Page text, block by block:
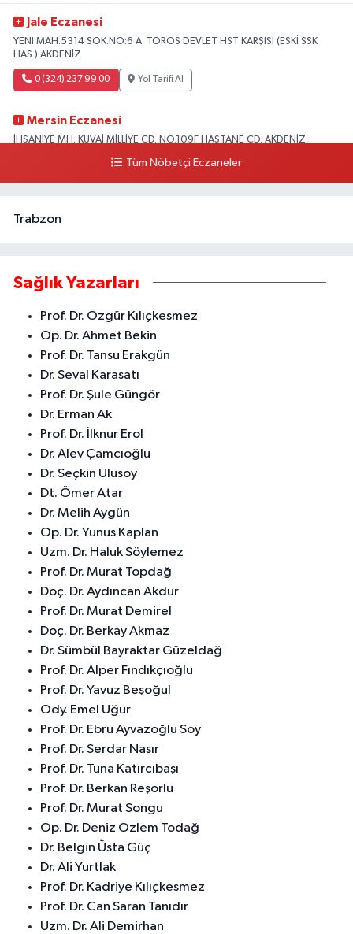
Jale Eczanesi
YENI MAH.5314 SOK.NO:6 A TOROS DEVLET HST KARŞISI (ESKİ SSK
HAS.) AKDENİZ
0 (324) 237 99 00 Yol Tarifi Al
Mersin Eczanesi
İHSANİYE MH. KUVAİ MİLLİYE CD. NO.109F HASTANE CD. AKDENİZ
Tüm Nöbetçi Eczaneler
Trabzon
Sağlık Yazarları
Prof. Dr. Özgür Kılıçkesmez
Op. Dr. Ahmet Bekin
Prof. Dr. Tansu Erakgün
Dr. Seval Karasatı
Prof. Dr. Şule Güngör
Dr. Erman Ak
Prof. Dr. İlknur Erol
Dr. Alev Çamcıoğlu
Dr. Seçkin Ulusoy
Dt. Ömer Atar
Dr. Melih Aygün
Op. Dr. Yunus Kaplan
Uzm. Dr. Haluk Söylemez
Prof. Dr. Murat Topdağ
Doç. Dr. Aydıncan Akdur
Prof. Dr. Murat Demirel
Doç. Dr. Berkay Akmaz
Dr. Sümbül Bayraktar Güzeldağ
Prof. Dr. Alper Fındıkçıoğlu
Prof. Dr. Yavuz Beşoğul
Ody. Emel Uğur
Prof. Dr. Ebru Ayvazoğlu Soy
Prof. Dr. Serdar Nasır
Prof. Dr. Tuna Katırcıbaşı
Prof. Dr. Berkan Reşorlu
Prof. Dr. Murat Songu
Op. Dr. Deniz Özlem Todağ
Dr. Belgin Üsta Güç
Dr. Ali Yurtlak
Prof. Dr. Kadriye Kılıçkesmez
Prof. Dr. Can Saran Tanıdır
Uzm. Dr. Ali Demirhan